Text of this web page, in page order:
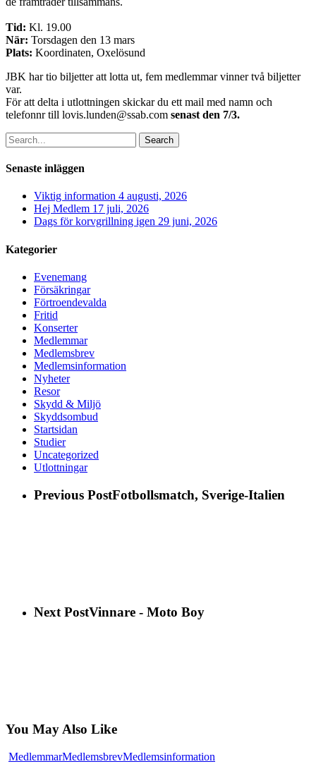
Tid: Kl. 19.00
När: Torsdagen den 13 mars
Plats: Koordinaten, Oxelösund
JBK har tio biljetter att lotta ut, fem medlemmar vinner två biljetter
var.
För att delta i utlottningen skickar du ett mail med namn och
telefonnr till lovis.lunden@ssab.com senast den 7/3.
Search
Senaste inläggen
Viktig information 4 augusti, 2026
Hej Medlem 17 juli, 2026
Dags för korvgrillning igen 29 juni, 2026
Kategorier
Evenemang
Försäkringar
Förtroendevalda
Fritid
Konserter
Medlemmar
Medlemsbrev
Medlemsinformation
Nyheter
Resor
Skydd & Miljö
Skyddsombud
Startsidan
Studier
Uncategorized
Utlottningar
Previous PostFotbollsmatch, Sverige-Italien
Next PostVinnare - Moto Boy
You May Also Like
MedlemmarMedlemsbrevMedlemsinformation